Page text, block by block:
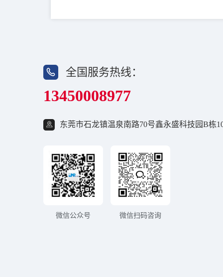
全国服务热线：
13450008977
东莞市石龙镇温泉南路70号鑫永盛科技园B栋
微信公众号 微信扫码咨询